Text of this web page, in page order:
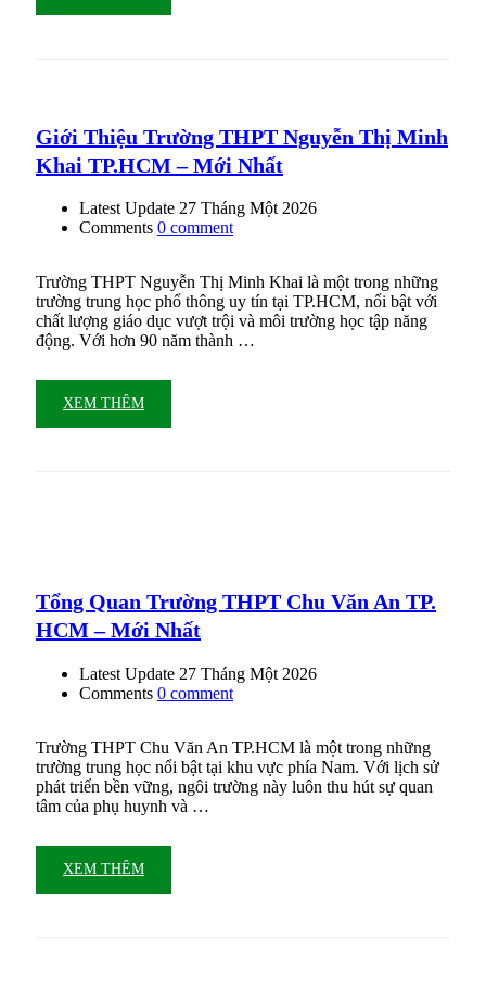
Giới Thiệu Trường THPT Nguyễn Thị Minh
Khai TP.HCM – Mới Nhất
Latest Update 27 Tháng Một 2026
Comments 0 comment
Trường THPT Nguyễn Thị Minh Khai là một trong những
trường trung học phổ thông uy tín tại TP.HCM, nổi bật với
chất lượng giáo dục vượt trội và môi trường học tập năng
động. Với hơn 90 năm thành …
XEM THÊM
Tổng Quan Trường THPT Chu Văn An TP.
HCM – Mới Nhất
Latest Update 27 Tháng Một 2026
Comments 0 comment
Trường THPT Chu Văn An TP.HCM là một trong những
trường trung học nổi bật tại khu vực phía Nam. Với lịch sử
phát triển bền vững, ngôi trường này luôn thu hút sự quan
tâm của phụ huynh và …
XEM THÊM